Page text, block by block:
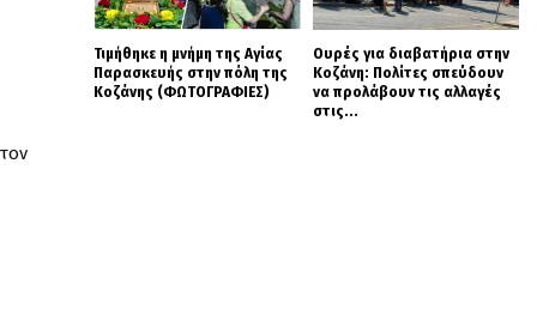
Τιμήθηκε η μνήμη της Αγίας
Παρασκευής στην πόλη της
Κοζάνης (ΦΩΤΟΓΡΑΦΙΕΣ)
Ουρές για διαβατήρια στην
Κοζάνη: Πολίτες σπεύδουν
να προλάβουν τις αλλαγές
στις...